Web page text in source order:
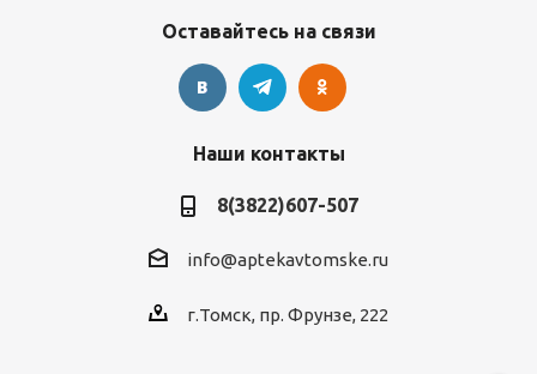
Оставайтесь на связи
Наши контакты
8(3822)607-507
info@aptekavtomske.ru
г.Томск, пр. Фрунзе, 222